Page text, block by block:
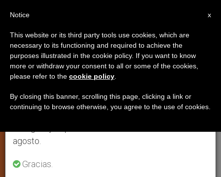
Cumbre en Ammán: El diálogo
interreligioso debe llegar a la
sociedad civil
Primer Coloquio del Real Instituto de
Pontificio para el Diálogo Interreligioso
×
Aviso importante
Del 27 de julio al 7 de agosto haremos la pausa
anual, aprovechando que en el periodo de verano
se generan menos informaciones y también el
agosto.
Gracias.
x
Notice
This website or its third party tools use cookies, which are
necessary to its functioning and required to achieve the
purposes illustrated in the cookie policy. If you want to know
more or withdraw your consent to all or some of the cookies,
please refer to the cookie policy
By closing this banner, scrolling this page, clicking a link or
continuing to browse otherwise, you agree to the use of cookies.